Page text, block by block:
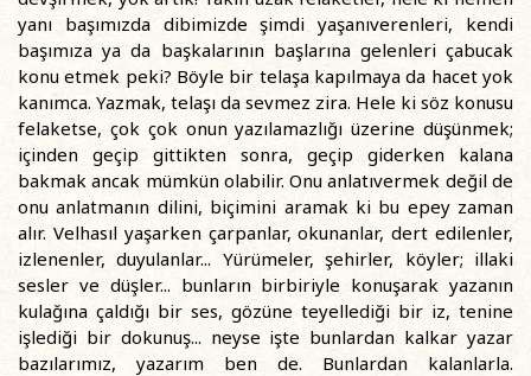
yanı başımızda dibimizde şimdi yaşanıverenleri, kendi
başımıza ya da başkalarının başlarına gelenleri çabucak
konu etmek peki? Böyle bir telaşa kapılmaya da hacet yok
kanımca. Yazmak, telaşı da sevmez zira. Hele ki söz konusu
felaketse, çok çok onun yazılamazlığı üzerine düşünmek;
içinden geçip gittikten sonra, geçip giderken kalana
bakmak ancak mümkün olabilir. Onu anlatıvermek değil de
onu anlatmanın dilini, biçimini aramak ki bu epey zaman
alır. Velhasıl yaşarken çarpanlar, okunanlar, dert edilenler,
izlenenler, duyulanlar... Yürümeler, şehirler, köyler; illaki
sesler ve düşler... bunların birbiriyle konuşarak yazanın
kulağına çaldığı bir ses, gözüne teyellediği bir iz, tenine
işlediği bir dokunuş... neyse işte bunlardan kalkar yazar
bazılarımız, yazarım ben de. Bunlardan kalanlarla.